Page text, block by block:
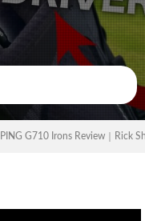
PING G710 Irons Review｜Rick